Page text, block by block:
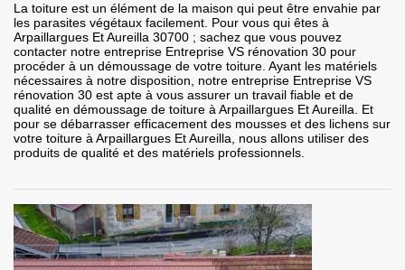
La toiture est un élément de la maison qui peut être envahie par
les parasites végétaux facilement. Pour vous qui êtes à
Arpaillargues Et Aureilla 30700 ; sachez que vous pouvez
contacter notre entreprise Entreprise VS rénovation 30 pour
procéder à un démoussage de votre toiture. Ayant les matériels
nécessaires à notre disposition, notre entreprise Entreprise VS
rénovation 30 est apte à vous assurer un travail fiable et de
qualité en démoussage de toiture à Arpaillargues Et Aureilla. Et
pour se débarrasser efficacement des mousses et des lichens sur
votre toiture à Arpaillargues Et Aureilla, nous allons utiliser des
produits de qualité et des matériels professionnels.